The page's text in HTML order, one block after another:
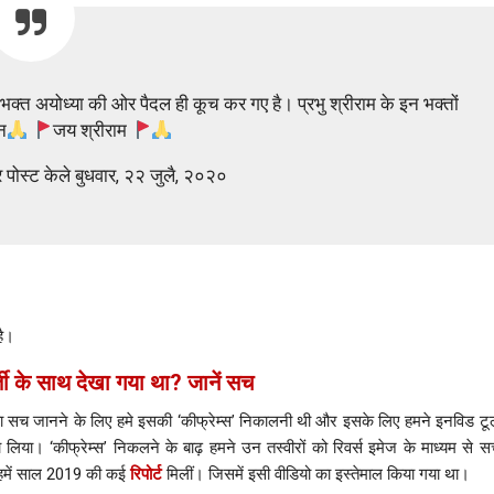
अयोध्या की ओर पैदल ही कूच कर गए है। प्रभु श्रीराम के इन भक्तों
जय श्रीराम
पोस्ट केले बुधवार, २२ जुलै, २०२०
के साथ देखा गया था? जानें सच
सच जानने के लिए हमे इसकी ‘कीफ्रेम्स’ निकालनी थी और इसके लिए हमने इनविड
लिया। ‘कीफ्रेम्स’ निकलने के बाढ़ हमने उन तस्वीरों को रिवर्स इमेज के माध्यम से
हमें साल 2019 की कईरिपोर्टमिलीं। जिसमें इसी वीडियो का इस्तेमाल किया गया था।